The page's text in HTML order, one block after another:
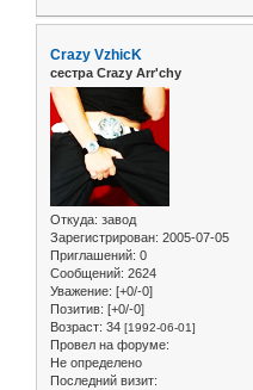
Crazy VzhicK
сестра Crazy Arr'chy
Откуда: завод
Зарегистрирован: 2005-07-05
Приглашений: 0
Сообщений: 2624
Уважение: [+0/-0]
Позитив: [+0/-0]
Возраст: 34 [1992-06-01]
Провел на форуме:
Не определено
Последний визит: